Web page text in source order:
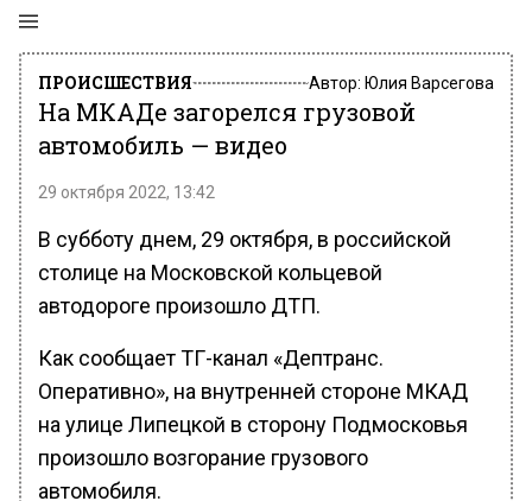
ПРОИСШЕСТВИЯ Автор: Юлия Варсегова
На МКАДе загорелся грузовой
автомобиль — видео
29 октября 2022, 13:42
В субботу днем, 29 октября, в российской
столице на Московской кольцевой
автодороге произошло ДТП.
Как сообщает ТГ-канал «Дептранс.
Оперативно», на внутренней стороне МКАД
на улице Липецкой в сторону Подмосковья
произошло возгорание грузового
автомобиля.